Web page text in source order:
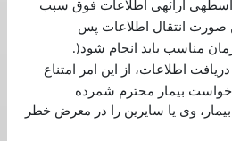
ارائهی اطلاعات فوق سبب
صورت انتقال اطلاعات پس
مناسب بايد انجام شود(.
اطلاعات، از اين امر امتناع
خواست بيمار محترم شمرده
وی يا سايرين را در معرض خطر